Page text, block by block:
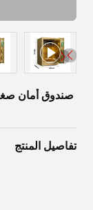
صندوق أمان
تفاصيل المنتج